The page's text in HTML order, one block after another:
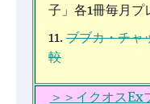
子」各1冊毎月プ
ブブカ・チャ
較
＞＞イクオスEx